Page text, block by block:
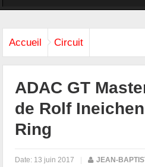
Accueil Circuit
ADAC GT
de Rolf
Ring
Date: 13 juin 2017 | JEAN-